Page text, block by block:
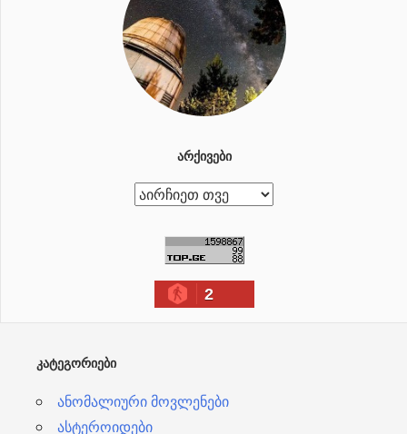
ᲐᲠᲥᲘᲕᲔᲑᲘ
ა
2
ᲙᲐᲢᲔᲒᲝᲠᲘᲔᲑᲘ
ანომალიური მოვლენები
ასტეროიდები